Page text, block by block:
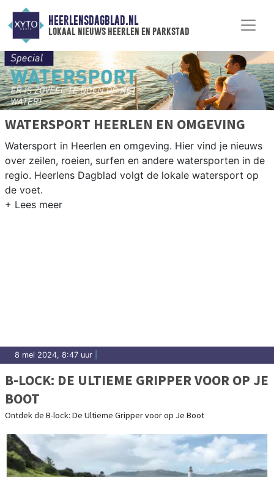
HEERLENSDAGBLAD.NL
lokaal nieuws heerlen en parkstad
WATERSPORT HEERLEN EN OMGEVING
Watersport in Heerlen en omgeving. Hier vind je nieuws
over zeilen, roeien, surfen en andere watersporten in de
regio. Heerlens Dagblad volgt de lokale watersport op
de voet.
8 mei 2024, 8:47 uur
B-LOCK: DE ULTIEME GRIPPER VOOR OP JE
BOOT
Ontdek de B-lock: De Ultieme Gripper voor op Je Boot